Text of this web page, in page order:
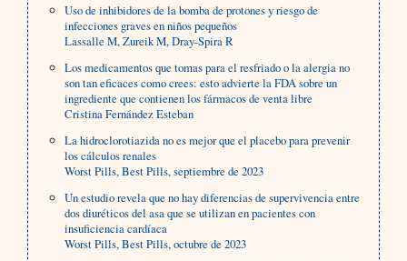
Uso de inhibidores de la bomba de protones y riesgo de
infecciones graves en niños pequeños
Lassalle M, Zureik M, Dray-Spira R
Los medicamentos que tomas para el resfriado o la alergia no
son tan eficaces como crees: esto advierte la FDA sobre un
ingrediente que contienen los fármacos de venta libre
Cristina Fernández Esteban
La hidroclorotiazida no es mejor que el placebo para prevenir
los cálculos renales
Worst Pills, Best Pills, septiembre de 2023
Un estudio revela que no hay diferencias de supervivencia entre
dos diuréticos del asa que se utilizan en pacientes con
insuficiencia cardíaca
Worst Pills, Best Pills, octubre de 2023